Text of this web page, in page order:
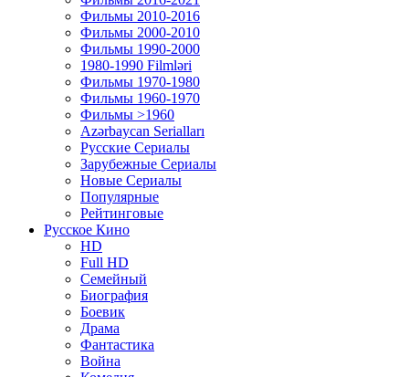
Фильмы 2010-2016
Фильмы 2000-2010
Фильмы 1990-2000
1980-1990 Filmləri
Фильмы 1970-1980
Фильмы 1960-1970
Фильмы >1960
Azərbaycan Serialları
Русские Сериалы
Зарубежные Сериалы
Новые Сериалы
Популярные
Рейтинговые
Русское Кино
HD
Full HD
Семейный
Биография
Боевик
Драма
Фантастика
Война